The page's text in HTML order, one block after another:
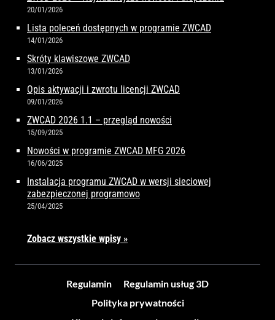
20/01/2026
Lista poleceń dostępnych w programie ZWCAD
14/01/2026
Skróty klawiszowe ZWCAD
13/01/2026
Opis aktywacji i zwrotu licencji ZWCAD
09/01/2026
ZWCAD 2026 1.1 – przegląd nowości
15/09/2025
Nowości w programie ZWCAD MFG 2026
16/06/2025
Instalacja programu ZWCAD w wersji sieciowej
zabezpieczonej programowo
25/04/2025
Zobacz wszystkie wpisy »
Regulamin
Regulamin usług 3D
Polityka prywatności